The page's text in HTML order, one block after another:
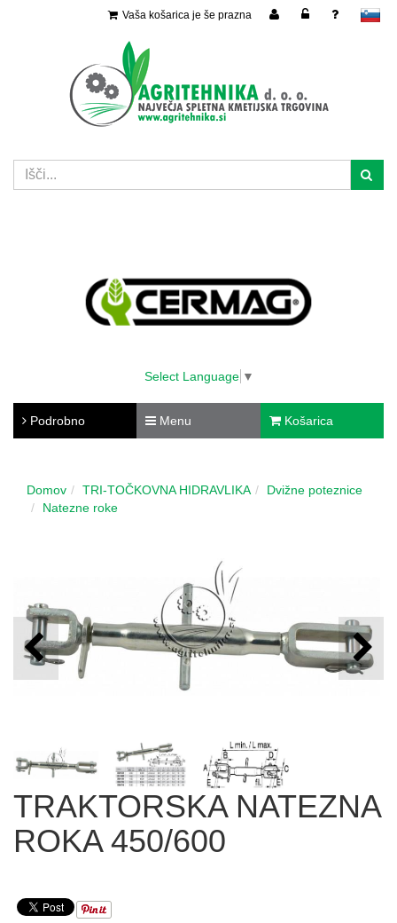
slovensko
Vaša košarica je še prazna
Select Language ▼
Podrobno Menu Košarica
Domov TRI-TOČKOVNA HIDRAVLIKA
Dvižne poteznice
Natezne roke
TRAKTORSKA NATEZNA
ROKA 450/600